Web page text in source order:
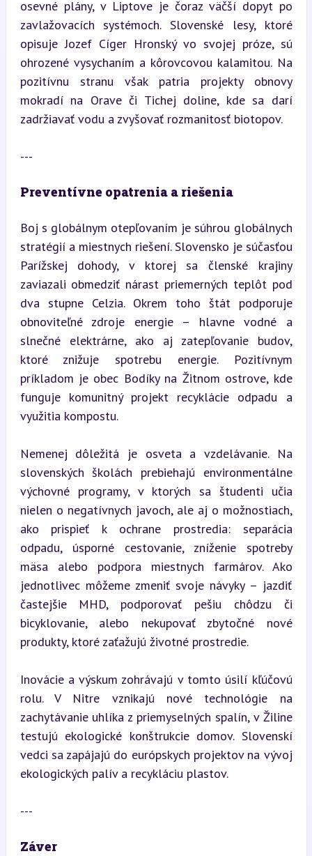
osevné plány, v Liptove je čoraz väčší dopyt po
zavlažovacích systémoch. Slovenské lesy, ktoré
opisuje Jozef Cíger Hronský vo svojej próze, sú
ohrozené vysychaním a kôrovcovou kalamitou. Na
pozitívnu stranu však patria projekty obnovy
mokradí na Orave či Tichej doline, kde sa darí
zadržiavať vodu a zvyšovať rozmanitosť biotopov.
---
Preventívne opatrenia a riešenia
Boj s globálnym otepľovaním je súhrou globálnych
stratégií a miestnych riešení. Slovensko je súčasťou
Parížskej dohody, v ktorej sa členské krajiny
zaviazali obmedziť nárast priemerných teplôt pod
dva stupne Celzia. Okrem toho štát podporuje
obnoviteľné zdroje energie – hlavne vodné a
slnečné elektrárne, ako aj zatepľovanie budov,
ktoré znižuje spotrebu energie. Pozitívnym
príkladom je obec Bodíky na Žitnom ostrove, kde
funguje komunitný projekt recyklácie odpadu a
využitia kompostu.
Nemenej dôležitá je osveta a vzdelávanie. Na
slovenských školách prebiehajú environmentálne
výchovné programy, v ktorých sa študenti učia
nielen o negatívnych javoch, ale aj o možnostiach,
ako prispieť k ochrane prostredia: separácia
odpadu, úsporné cestovanie, zníženie spotreby
mäsa alebo podpora miestnych farmárov. Ako
jednotlivec môžeme zmeniť svoje návyky – jazdiť
častejšie MHD, podporovať pešiu chôdzu či
bicyklovanie, alebo nekupovať zbytočné nové
produkty, ktoré zaťažujú životné prostredie.
Inovácie a výskum zohrávajú v tomto úsilí kľúčovú
rolu. V Nitre vznikajú nové technológie na
zachytávanie uhlíka z priemyselných spalín, v Žiline
testujú ekologické konštrukcie domov. Slovenskí
vedci sa zapájajú do európskych projektov na vývoj
ekologických palív a recykláciu plastov.
---
Záver